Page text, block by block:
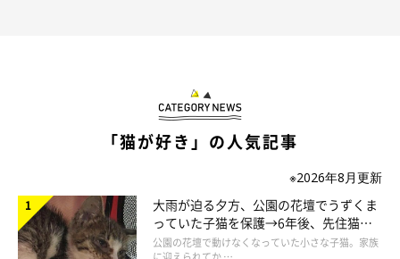
「猫が好き」の人気記事
※2026年8月更新
大雨が迫る夕方、公園の花壇でうずくま
っていた子猫を保護→6年後、先住猫
と“姉妹”のような関係に
公園の花壇で動けなくなっていた小さな子猫。家族